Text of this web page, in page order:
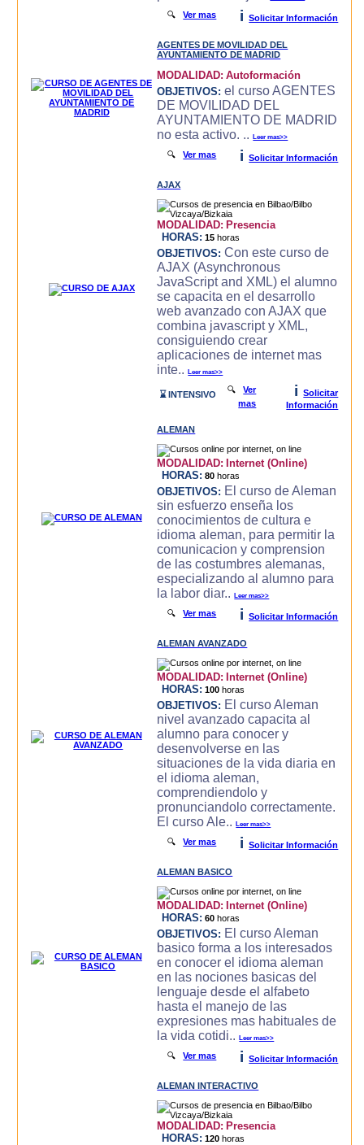
🔍Ver mas i Solicitar Información
AGENTES DE MOVILIDAD DEL
AYUNTAMIENTO DE MADRID
MODALIDAD: Autoformación
OBJETIVOS: el curso AGENTES
DE MOVILIDAD DEL
AYUNTAMIENTO DE MADRID
no esta activo. ..Leer mas>>
🔍Ver mas i Solicitar Información
AJAX
MODALIDAD: Presencia
HORAS: 15 horas
OBJETIVOS: Con este curso de
AJAX (Asynchronous
JavaScript and XML) el alumno
se capacita en el desarrollo
web avanzado con AJAX que
combina javascript y XML,
consiguiendo crear
aplicaciones de internet mas
inte..Leer mas>>
⌛ INTENSIVO 🔍Ver
mas
i
Solicitar
Información
ALEMAN
MODALIDAD: Internet (Online)
HORAS: 80 horas
OBJETIVOS: El curso de Aleman
sin esfuerzo enseña los
conocimientos de cultura e
idioma aleman, para permitir la
comunicacion y comprension
de las costumbres alemanas,
especializando al alumno para
la labor diar..Leer mas>>
🔍Ver mas i Solicitar Información
ALEMAN AVANZADO
MODALIDAD: Internet (Online)
HORAS: 100 horas
OBJETIVOS: El curso Aleman
nivel avanzado capacita al
alumno para conocer y
desenvolverse en las
situaciones de la vida diaria en
el idioma aleman,
comprendiendolo y
pronunciandolo correctamente.
El curso Ale..Leer mas>>
🔍Ver mas i Solicitar Información
ALEMAN BASICO
MODALIDAD: Internet (Online)
HORAS: 60 horas
OBJETIVOS: El curso Aleman
basico forma a los interesados
en conocer el idioma aleman
en las nociones basicas del
lenguaje desde el alfabeto
hasta el manejo de las
expresiones mas habituales de
la vida cotidi..Leer mas>>
🔍Ver mas i Solicitar Información
ALEMAN INTERACTIVO
MODALIDAD: Presencia
HORAS: 120 horas